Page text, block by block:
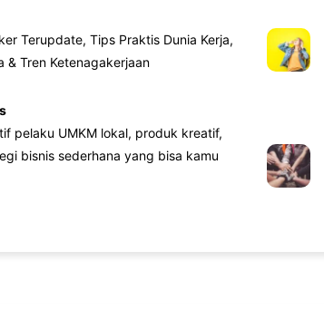
Terupdate, Tips Praktis Dunia Kerja,
& Tren Ketenagakerjaan
pelaku UMKM lokal, produk kreatif,
bisnis sederhana yang bisa kamu